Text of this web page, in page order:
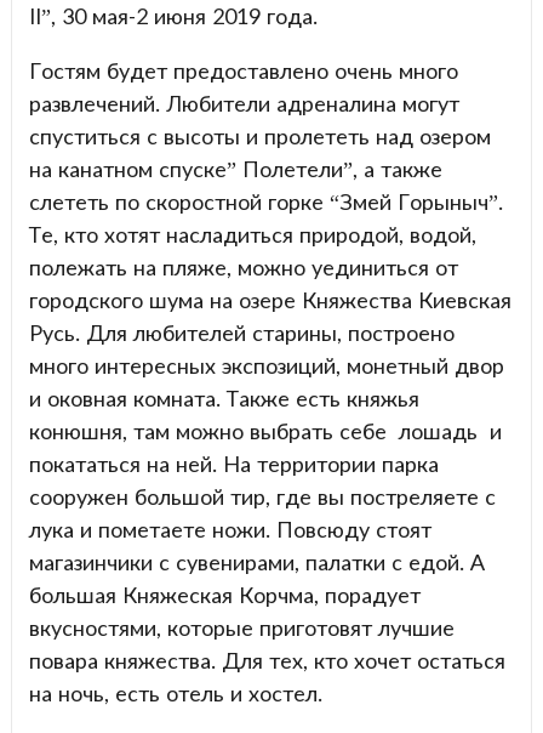
II”, 30 мая-2 июня 2019 года.
Гостям будет предоставлено очень много
развлечений. Любители адреналина могут
спуститься с высоты и пролететь над озером
на канатном спуске” Полетели”, а также
слететь по скоростной горке “Змей Горыныч”.
Те, кто хотят насладиться природой, водой,
полежать на пляже, можно уединиться от
городского шума на озере Княжества Киевская
Русь. Для любителей старины, построено
много интересных экспозиций, монетный двор
и оковная комната. Также есть княжья
конюшня, там можно выбрать себе лошадь и
покататься на ней. На территории парка
сооружен большой тир, где вы постреляете с
лука и пометаете ножи. Повсюду стоят
магазинчики с сувенирами, палатки с едой. А
большая Княжеская Корчма, порадует
вкусностями, которые приготовят лучшие
повара княжества. Для тех, кто хочет остаться
на ночь, есть отель и хостел.